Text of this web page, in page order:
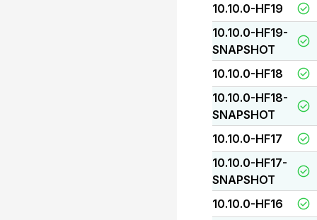
10.10.0-HF19
10.10.0-HF19-
SNAPSHOT
10.10.0-HF18
10.10.0-HF18-
SNAPSHOT
10.10.0-HF17
10.10.0-HF17-
SNAPSHOT
10.10.0-HF16